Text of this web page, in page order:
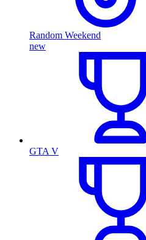
Random Weekend
new
GTA V